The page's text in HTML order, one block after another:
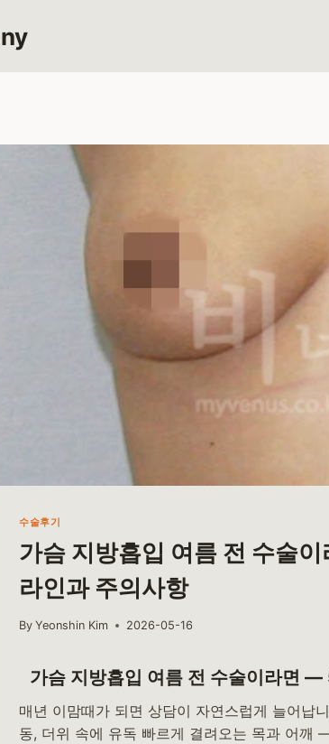
수술후기
가슴 지방흡입 여름 전 수술
라인과 주의사항
By Yeonshin Kim 2026-05-16
가슴 지방흡입 여름 전 수술이라면
매년 이맘때가 되면 상담이 자연스럽게 늘어납
동, 더위 속에 유독 빠르게 결려오는 목과 어깨